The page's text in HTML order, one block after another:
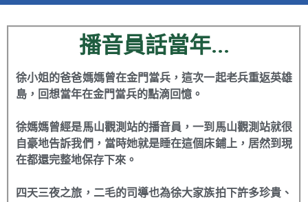
播音員話當年...
徐小姐的爸爸媽媽曾在金門當兵，這次一起老兵重返英雄
島，回想當年在金門當兵的點滴回憶。
徐媽媽曾經是馬山觀測站的播音員，一到馬山觀測站就很
自豪地告訴我們，當時她就是睡在這個床鋪上，居然到現
在都還完整地保存下來。
四天三夜之旅，二毛的司導也為徐大家族拍下許多珍貴、